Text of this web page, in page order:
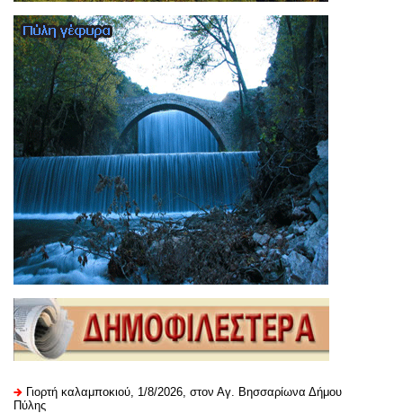
Γιορτή καλαμποκιού, 1/8/2026, στον Αγ. Βησσαρίωνα Δήμου
Πύλης